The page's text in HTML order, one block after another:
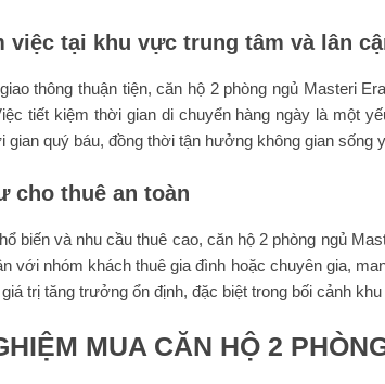
việc tại khu vực trung tâm và lân
thông thuận tiện, căn hộ 2 phòng ngủ Masteri
tiết kiệm thời gian di chuyển hàng ngày là một
quý báu, đồng thời tận hưởng không gian sống
cho thuê an toàn
biến và nhu cầu thuê cao, căn hộ 2 phòng ngủ
với nhóm khách thuê gia đình hoặc chuyên gia,
trị tăng trưởng ổn định, đặc biệt trong bối cảnh
MUA CĂN HỘ 2